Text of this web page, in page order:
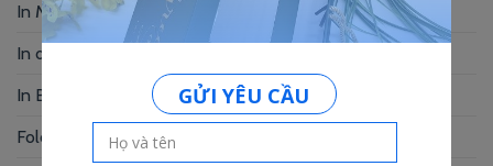
In Menu Vải Cao Cấp – Sang Trọng, Bền
In danh thiếp giấy mỹ thuật – Chạm là sang
In Brochure Giá Rẻ – In Nhanh, Đẹp
Folder đựng tài liệu đẹp – Dấu ấn của bạn